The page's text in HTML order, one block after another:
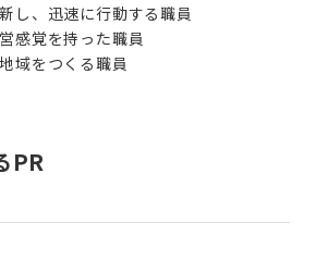
し、迅速に行動する職員
感覚を持った職員
域をつくる職員
PR